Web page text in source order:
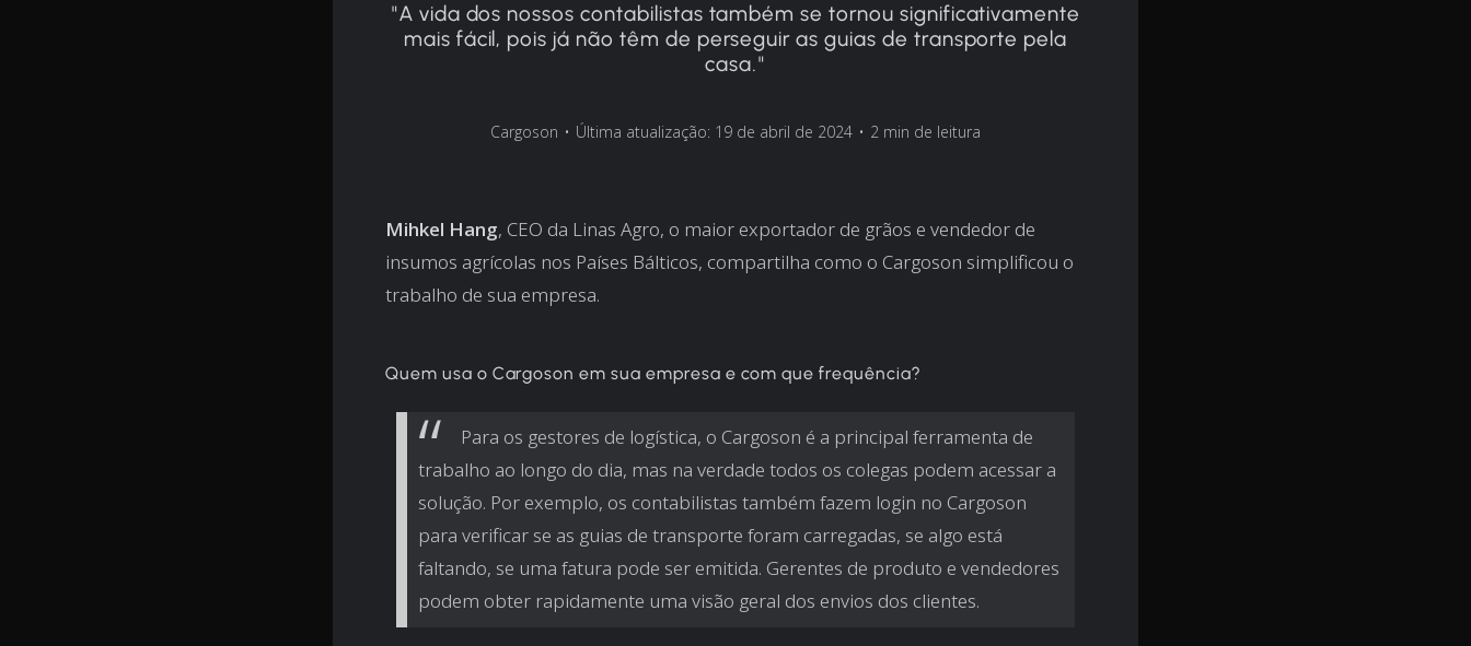
"A vida dos nossos contabilistas também se tornou significativamente
mais fácil, pois já não têm de perseguir as guias de transporte pela
casa."
Cargoson • Última atualização: 19 de abril de 2024 • 2 min de leitura
Mihkel Hang, CEO da Linas Agro, o maior exportador de grãos e vendedor de
insumos agrícolas nos Países Bálticos, compartilha como o Cargoson simplificou o
trabalho de sua empresa.
Quem usa o Cargoson em sua empresa e com que frequência?
Para os gestores de logística, o Cargoson é a principal ferramenta de
trabalho ao longo do dia, mas na verdade todos os colegas podem acessar a
solução. Por exemplo, os contabilistas também fazem login no Cargoson
para verificar se as guias de transporte foram carregadas, se algo está
faltando, se uma fatura pode ser emitida. Gerentes de produto e vendedores
podem obter rapidamente uma visão geral dos envios dos clientes.